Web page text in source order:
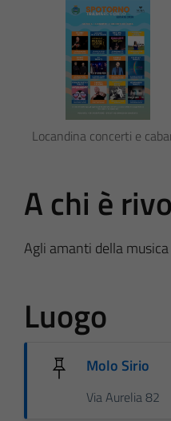
Locandina concerti e
A chi è
Agli amanti della musica
Luogo
Molo Sirio
Via Aurelia 82